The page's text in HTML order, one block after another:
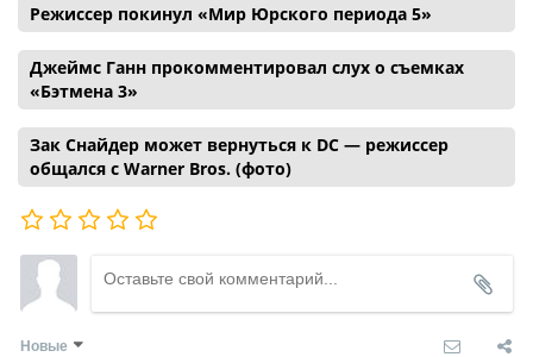
Режиссер покинул «Мир Юрского периода 5»
Джеймс Ганн прокомментировал слух о съемках
«Бэтмена 3»
Зак Снайдер может вернуться к DC — режиссер
общался с Warner Bros. (фото)
Новые